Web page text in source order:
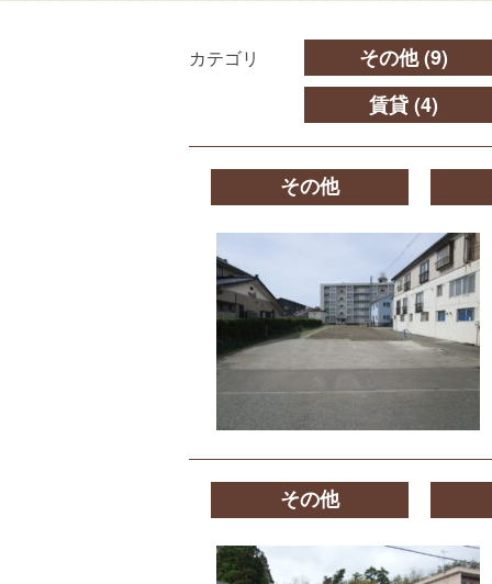
カテゴリ その他(9)
賃貸(4)
その他
その他